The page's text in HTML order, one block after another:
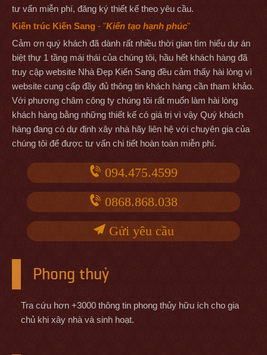
tư vấn miễn phí, đăng ký thiết kế theo yêu cầu.
Kiến trúc Kiến Sang - "Kiến tạo hạnh phúc"
Cảm ơn quý khách đã dành rất nhiều thời gian tìm hiểu dự án
biệt thự 1 tầng mái thái của chúng tôi, hầu hết khách hàng đã
truy cập website Nhà Đẹp Kiến Sang đều cảm thấy hài lòng vì
website cung cấp đầy đủ thông tin khách hàng cần tham khảo.
Với phương châm công ty chúng tôi rất muốn làm hài lòng
khách hàng bằng những thiết kế có giá trị vì vậy Quý khách
hàng đang có dự định xây nhà hãy liên hệ với chuyên gia của
chúng tôi để được tư vấn chi tiết hoàn toàn miễn phí.
094.475.4599
0868.868.038
Gửi yêu cầu
Phong thuỷ
Tra cứu hơn +3000 thông tin phong thủy hữu ích cho gia
chủ khi xây nhà và sinh hoạt.